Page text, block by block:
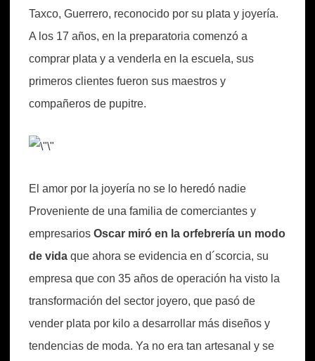
Taxco, Guerrero, reconocido por su plata y joyería.
A los 17 años, en la preparatoria comenzó a
comprar plata y a venderla en la escuela, sus
primeros clientes fueron sus maestros y
compañeros de pupitre.
El amor por la joyería no se lo heredó nadie
Proveniente de una familia de comerciantes y
empresarios Oscar miró en la orfebrería un modo
de vida que ahora se evidencia en d´scorcia, su
empresa que con 35 años de operación ha visto la
transformación del sector joyero, que pasó de
vender plata por kilo a desarrollar más diseños y
tendencias de moda. Ya no era tan artesanal y se